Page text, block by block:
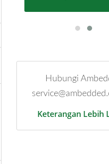
Hubungi
Keterangan Lebih